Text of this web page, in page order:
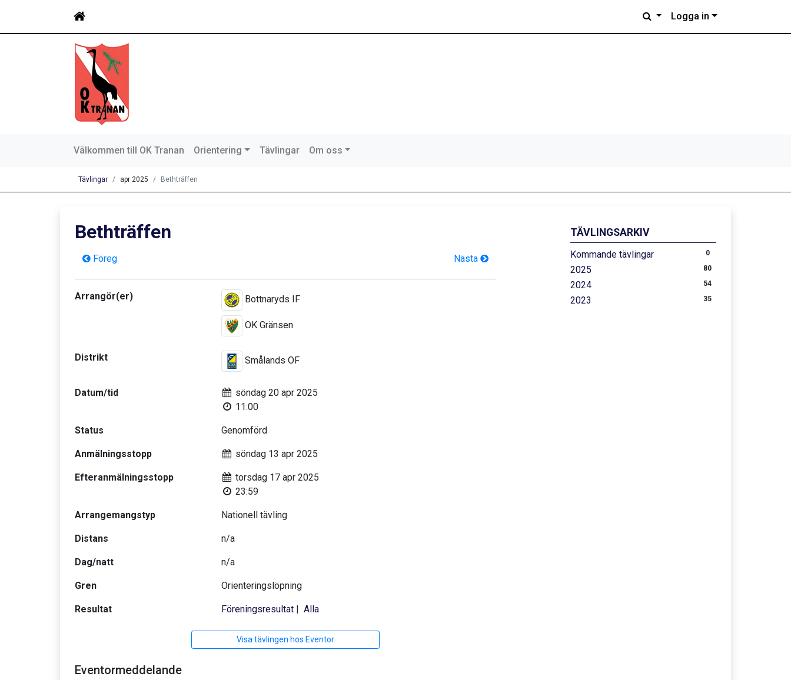
Logga in
Välkommen till OK Tranan Orientering Tävlingar Om oss
Tävlingar apr 2025 Bethträffen
TÄVLINGSARKIV
Kommande tävlingar 0
2025 80
2024 54
2023 35
Bethträffen
Föreg Nästa
Arrangör(er) Bottnaryds IF
OK Gränsen
Distrikt Smålands OF
Datum/tid
söndag 20 apr 2025
11:00
Status Genomförd
Anmälningsstopp söndag 13 apr 2025
Efteranmälningsstopp
torsdag 17 apr 2025
23:59
Arrangemangstyp Nationell tävling
Distans n/a
Dag/natt n/a
Gren Orienteringslöpning
Resultat Föreningsresultat| Alla
Visa tävlingen hos Eventor
Eventormeddelande